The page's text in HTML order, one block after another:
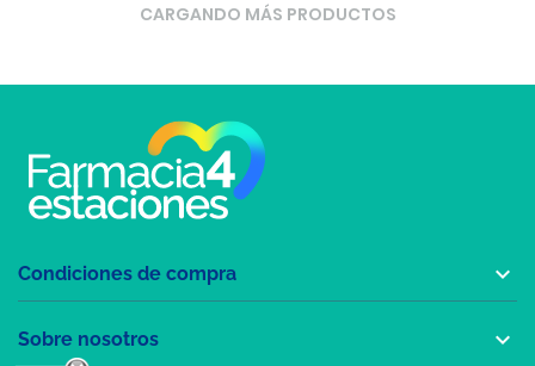
CARGANDO MÁS PRODUCTOS
Condiciones de compra 
Sobre nosotros 